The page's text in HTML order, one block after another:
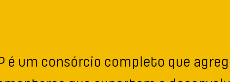
é um consórcio completo que